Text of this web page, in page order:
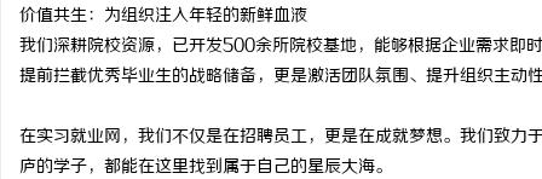
价值共生：为组织注入年轻的新鲜血液
我们深耕院校资源，已开发500余所院校基地，能够根据企业需求即
提前拦截优秀毕业生的战略储备，更是激活团队氛围、提升组织主动
在实习就业网，我们不仅是在招聘员工，更是在成就梦想。我们致
庐的学子，都能在这里找到属于自己的星辰大海。